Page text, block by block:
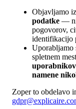
Objavljamo
podatke —
pogovorov,
identifikacijo
Uporabljamo
spletnem
namene
Zoper to obdelavo